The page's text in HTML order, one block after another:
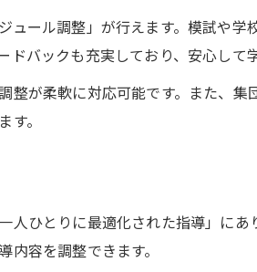
学力診断で最適な個別指導塾を見極め
３年生が実感した個別指導の魅力とは
個別指導を受けた中３生のリアルな声
個別指導で成績が伸びた体験談まとめ
個別指導で感じた学ぶ楽しさと成長実
ール調整」が行えます。模試や学
バックも充実しており、安心して
が柔軟に対応可能です。また、
。
ひとりに最適化された指導」に
容を調整できます。